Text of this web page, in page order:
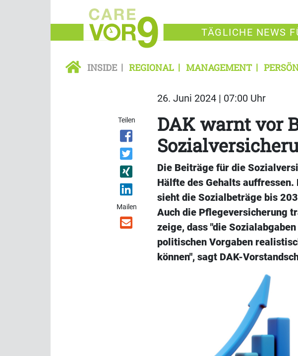
TÄGLICHE NEWS
INSIDE REGIONAL MANAGEMENT
26. Juni 2024 | 07:00 Uhr
Teilen
Mailen
DAK warnt vor
Die Beiträge für die
Hälfte des Gehalts
sieht die Sozialbeträge bis
Auch die Pflegeversicherung
zeige, dass "die
politischen Vorgaben
können", sagt DAK-